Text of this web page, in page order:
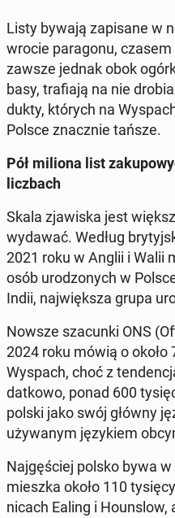
Listy bywają za­pi­sa­ne w
wro­cie pa­ra­go­nu,
zawsze jednak obok
ba­sy, tra­fia­ją na nie
duk­ty, których na
Polsce znacz­nie tańsze.
Pół miliona list
licz­bach
Skala zja­wi­ska jest
wydawać. Według
2021 roku w Anglii i Walii
osób uro­dzo­nych w
Indii, naj­więk­sza grupa
Nowsze sza­cun­ki ONS
2024 roku mówią o
Wyspach, choć z
dat­ko­wo, ponad 600
polski jako swój główny
uży­wa­nym ję­zy­kiem
Naj­gę­ściej polsko bywa
mieszka około 110
ni­cach Ealing i